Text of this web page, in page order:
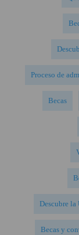
Proceso de
Becas
Descubre la
Becas y